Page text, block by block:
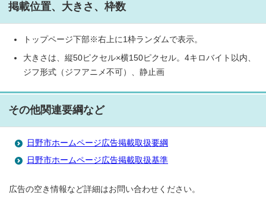
掲載位置、大きさ、枠数
トップページ下部※右上に1枠ランダムで表示。
大きさは、縦50ピクセル×横150ピクセル。4キロバイト以内、
ジフ形式（ジフアニメ不可）、静止画
その他関連要綱など
日野市ホームページ広告掲載取扱要綱
日野市ホームページ広告掲載取扱基準
広告の空き情報など詳細はお問い合わせください。